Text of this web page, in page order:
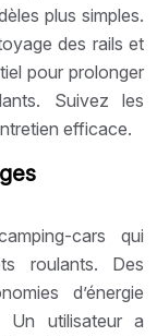
plus simples.
des rails et
pour prolonger
Suivez les
efficace.
cars qui
roulants. Des
d’énergie
Un utilisateur a